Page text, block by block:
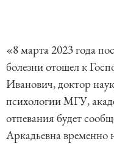
«8 марта 2023 года
болезни отошел к
Иванович, доктор
психологии МГУ,
отпевания будет
Аркадьевна временно